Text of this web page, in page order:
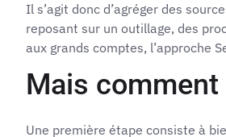
Il s’agit donc d’agréger des
reposant sur un outillage, des
aux grands comptes, l’approche
Mais comment
Une première étape consiste à